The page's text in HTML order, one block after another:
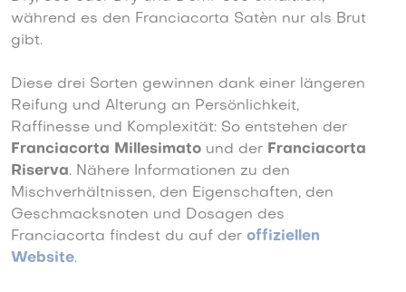
während es den Franciacorta Satèn nur als Brut
gibt.
Diese drei Sorten gewinnen dank einer längeren
Reifung und Alterung an Persönlichkeit,
Raffinesse und Komplexität: So entstehen der
Franciacorta Millesimato und der Franciacorta
Riserva. Nähere Informationen zu den
Mischverhältnissen, den Eigenschaften, den
Geschmacksnoten und Dosagen des
Franciacorta findest du auf der offiziellen
Website.